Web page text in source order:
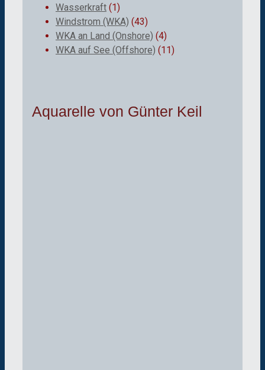
Wasserkraft (1)
Windstrom (WKA) (43)
WKA an Land (Onshore) (4)
WKA auf See (Offshore) (11)
Aquarelle von Günter Keil